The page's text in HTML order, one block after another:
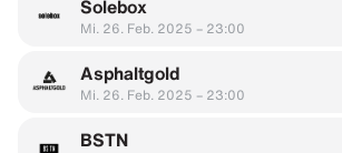
Solebox
Mi. 26. Feb. 2025 – 23:00
Asphaltgold
Mi. 26. Feb. 2025 – 23:00
BSTN